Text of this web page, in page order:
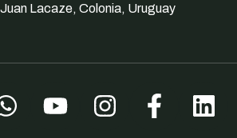
Juan Lacaze, Colonia, Uruguay